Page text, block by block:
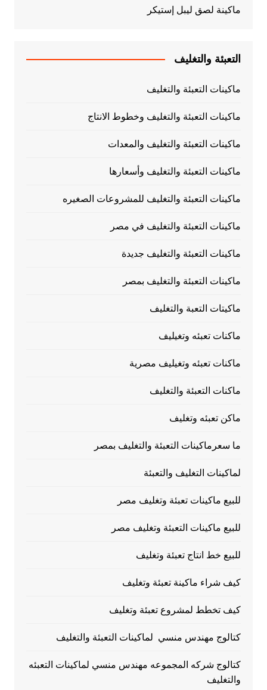
ماكينة لصق ليبل إستيكر
التعبئة والتغليف
ماكينات التعبئة والتغليف
ماكينات التعبئة والتغليف وخطوط الانتاج
ماكينات التعبئة والتغليف والمعدات
ماكينات التعبئة والتغليف وأسعارها
ماكينات التعبئة والتغليف للمشروعات الصغيره
ماكينات التعبئة والتغليف في مصر
ماكينات التعبئة والتغليف جديدة
ماكينات التعبئة والتغليف بمصر
ماكيتات التعبة والتغليف
ماكنات تعبئه وتغيليف
ماكنات تعبئه وتغيليف مصرية
ماكنات التعبئة والتغليف
ماكن تعبئه وتغليف
ما سعرماكينات التعبئة والتغليف بمصر
لماكينات التغليف والتعبئة
للبيع ماكينات تعبئة وتغليف مصر
للبيع ماكينات التعبئة وتغليف مصر
للبيع خط انتاج تعبئة وتغليف
كيف شراء ماكينة تعبئة وتغليف
كيف تخطط لمشروع تعبئة وتغليف
كتالوج مهندس منسي لماكينات التعبئة والتغليف
كتالوج شركه المجموعه مهندس منسي لماكينات التعبئه
والتغليف